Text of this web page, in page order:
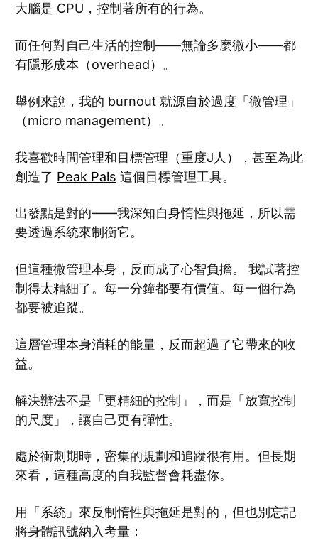
大腦是 CPU，控制著所有的行為。
而任何對自己生活的控制——無論多麼微小——都
有隱形成本（overhead）。
舉例來說，我的 burnout 就源自於過度「微管理」
（micro management）。
我喜歡時間管理和目標管理（重度J人），甚至為此
創造了 Peak Pals 這個目標管理工具。
出發點是對的——我深知自身惰性與拖延，所以需
要透過系統來制衡它。
但這種微管理本身，反而成了心智負擔。 我試著控
制得太精細了。每一分鐘都要有價值。每一個行為
都要被追蹤。
這層管理本身消耗的能量，反而超過了它帶來的收
益。
解決辦法不是「更精細的控制」，而是「放寬控制
的尺度」，讓自己更有彈性。
處於衝刺期時，密集的規劃和追蹤很有用。但長期
來看，這種高度的自我監督會耗盡你。
用「系統」來反制惰性與拖延是對的，但也別忘記
將身體訊號納入考量：